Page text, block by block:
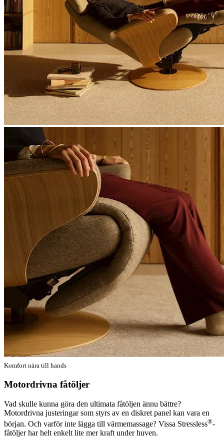
Komfort nära till hands
Motordrivna fåtöljer
Vad skulle kunna göra den ultimata fåtöljen ännu bättre?
Motordrivna justeringar som styrs av en diskret panel kan vara en
början. Och varför inte lägga till värmemassage? Vissa Stressless®-
fåtöljer har helt enkelt lite mer kraft under huven.